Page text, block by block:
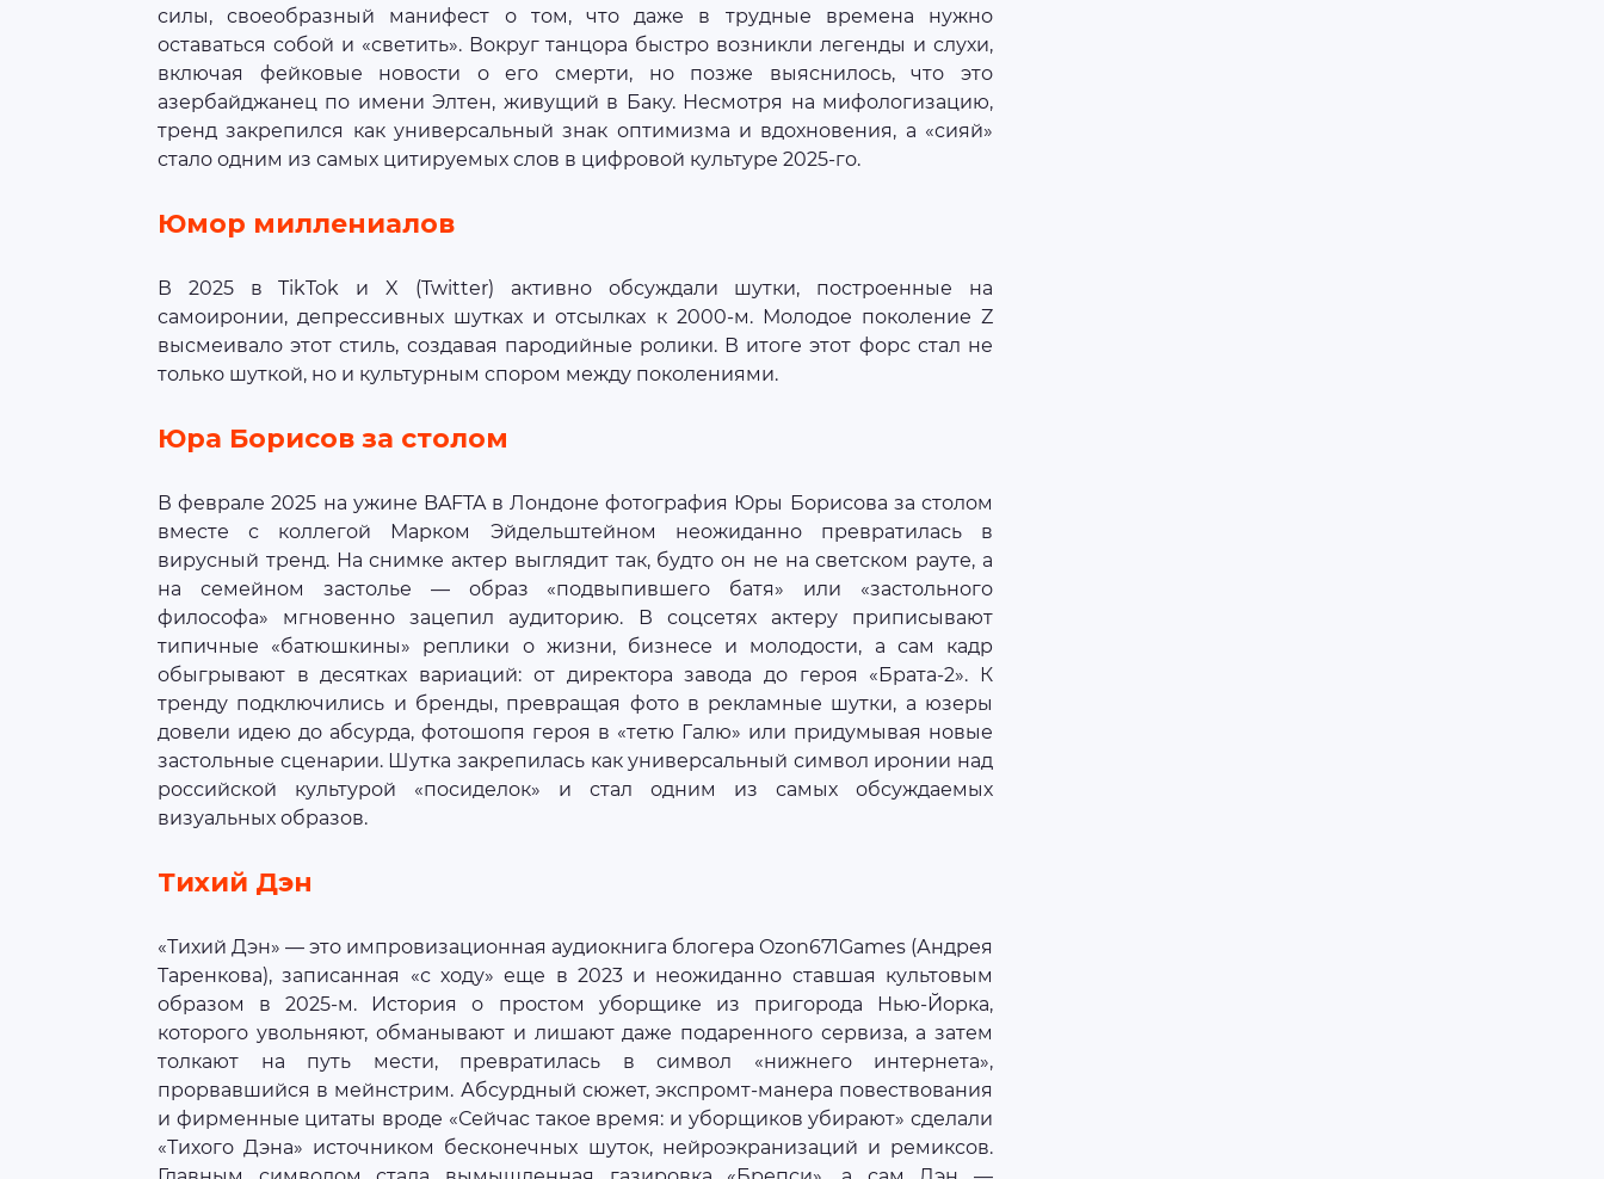
силы, своеобразный манифест о том, что даже в трудные времена нужно
оставаться собой и «светить». Вокруг танцора быстро возникли легенды и слухи,
включая фейковые новости о его смерти, но позже выяснилось, что это
азербайджанец по имени Элтен, живущий в Баку. Несмотря на мифологизацию,
тренд закрепился как универсальный знак оптимизма и вдохновения, а «сияй»
стало одним из самых цитируемых слов в цифровой культуре 2025-го.
Юмор миллениалов
В 2025 в TikTok и X (Twitter) активно обсуждали шутки, построенные на
самоиронии, депрессивных шутках и отсылках к 2000-м. Молодое поколение Z
высмеивало этот стиль, создавая пародийные ролики. В итоге этот форс стал не
только шуткой, но и культурным спором между поколениями.
Юра Борисов за столом
В феврале 2025 на ужине BAFTA в Лондоне фотография Юры Борисова за столом
вместе с коллегой Марком Эйдельштейном неожиданно превратилась в
вирусный тренд. На снимке актер выглядит так, будто он не на светском рауте, а
на семейном застолье — образ «подвыпившего батя» или «застольного
философа» мгновенно зацепил аудиторию. В соцсетях актеру приписывают
типичные «батюшкины» реплики о жизни, бизнесе и молодости, а сам кадр
обыгрывают в десятках вариаций: от директора завода до героя «Брата‑2». К
тренду подключились и бренды, превращая фото в рекламные шутки, а юзеры
довели идею до абсурда, фотошопя героя в «тетю Галю» или придумывая новые
застольные сценарии. Шутка закрепилась как универсальный символ иронии над
российской культурой «посиделок» и стал одним из самых обсуждаемых
визуальных образов.
Тихий Дэн
«Тихий Дэн» — это импровизационная аудиокнига блогера Ozon671Games (Андрея
Таренкова), записанная «с ходу» еще в 2023 и неожиданно ставшая культовым
образом в 2025‑м. История о простом уборщике из пригорода Нью‑Йорка,
которого увольняют, обманывают и лишают даже подаренного сервиза, а затем
толкают на путь мести, превратилась в символ «нижнего интернета»,
прорвавшийся в мейнстрим. Абсурдный сюжет, экспромт‑манера повествования
и фирменные цитаты вроде «Сейчас такое время: и уборщиков убирают» сделали
«Тихого Дэна» источником бесконечных шуток, нейроэкранизаций и ремиксов.